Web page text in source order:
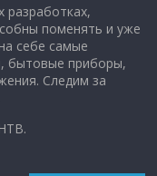
разработках,
поменять и уже
себе самые
бытовые приборы,
Следим за